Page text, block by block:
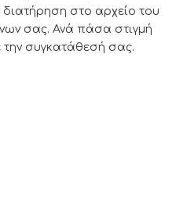
στο αρχείο του
σας. Ανά πάσα στιγμή
την συγκατάθεσή σας.